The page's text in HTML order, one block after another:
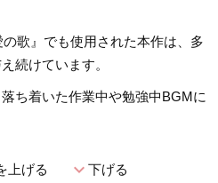
歌』でも使用された本作は、多
続けています。
ち着いた作業中や勉強中BGMに
上げる expand_more下げる